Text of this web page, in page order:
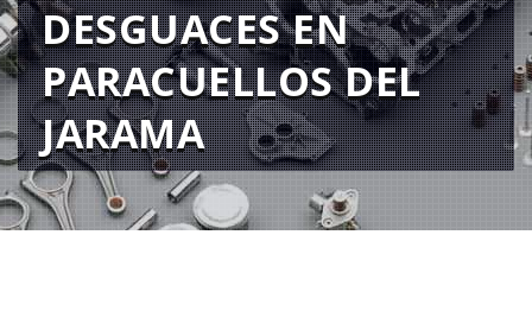
DESGUACES EN
PARACUELLOS DEL
JARAMA